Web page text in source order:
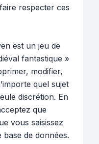
respecter ces
est un jeu de
fantastique »
modifier,
quel sujet
discrétion. En
que
vous saisissez
de données.